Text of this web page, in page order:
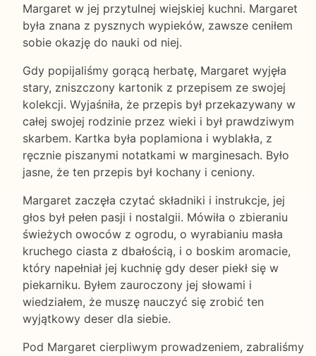
Margaret w jej przytulnej wiejskiej kuchni. Margaret
była znana z pysznych wypieków, zawsze ceniłem
sobie okazję do nauki od niej.
Gdy popijaliśmy gorącą herbatę, Margaret wyjęła
stary, zniszczony kartonik z przepisem ze swojej
kolekcji. Wyjaśniła, że przepis był przekazywany w
całej swojej rodzinie przez wieki i był prawdziwym
skarbem. Kartka była poplamiona i wyblakła, z
ręcznie piszanymi notatkami w marginesach. Było
jasne, że ten przepis był kochany i ceniony.
Margaret zaczęła czytać składniki i instrukcje, jej
głos był pełen pasji i nostalgii. Mówiła o zbieraniu
świeżych owoców z ogrodu, o wyrabianiu masła
kruchego ciasta z dbałością, i o boskim aromacie,
który napełniał jej kuchnię gdy deser piekł się w
piekarniku. Byłem zauroczony jej słowami i
wiedziałem, że muszę nauczyć się zrobić ten
wyjątkowy deser dla siebie.
Pod Margaret cierpliwym prowadzeniem, zabraliśmy